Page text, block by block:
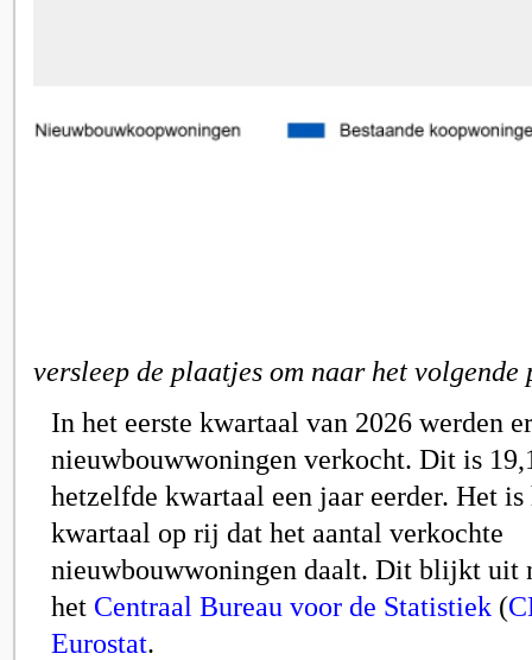
versleep de plaatjes om naar het
In het eerste kwartaal van 2026 werden
nieuwbouwwoningen verkocht. Dit is
hetzelfde kwartaal een jaar eerder. Het is
kwartaal op rij dat het aantal verkochte
nieuwbouwwoningen daalt. Dit blijkt uit
het Centraal Bureau voor de Statistiek (
Eurostat.